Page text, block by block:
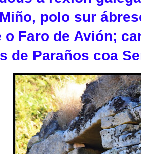
polo sur
o Faro de Avión;
de Paraños coa